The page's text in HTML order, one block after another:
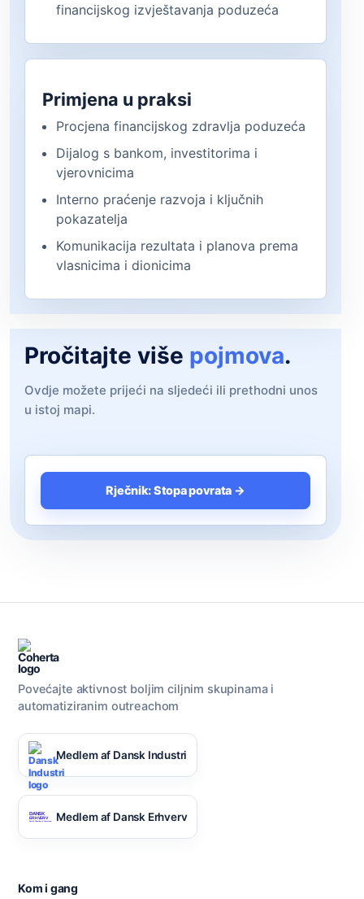
financijskog izvještavanja poduzeća
Primjena u praksi
Procjena financijskog zdravlja poduzeća
Dijalog s bankom, investitorima i
vjerovnicima
Interno praćenje razvoja i ključnih
pokazatelja
Komunikacija rezultata i planova prema
vlasnicima i dionicima
Pročitajte više pojmova.
Ovdje možete prijeći na sljedeći ili prethodni unos
u istoj mapi.
Rječnik: Stopa povrata →
Povećajte aktivnost boljim ciljnim skupinama i
automatiziranim outreachom
Medlem af Dansk Industri
Medlem af Dansk Erhverv
Kom i gang